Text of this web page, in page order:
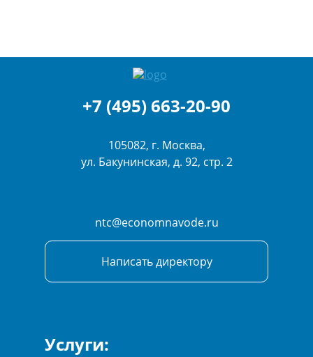
+7 (495) 663-20-90
105082, г. Москва,
ул. Бакунинская, д. 92, стр. 2
ntc@economnavode.ru
Написать директору
Услуги: